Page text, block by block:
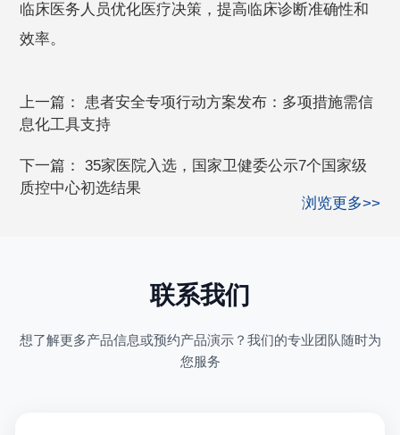
临床医务人员优化医疗决策，提高临床诊断准确性和
效率。
上一篇： 患者安全专项行动方案发布：多项措施需信
息化工具支持
下一篇：35家医院入选，国家卫健委公示7个国家级
质控中心初选结果
浏览更多>>
联系我们
想了解更多产品信息或预约产品演示？我们的专业团队随时为
您服务